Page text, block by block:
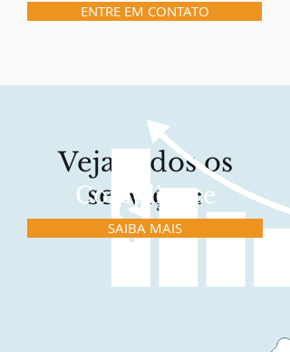
ENTRE EM CONTATO
Veja todos os
serviços:
Compliance
SAIBA MAIS